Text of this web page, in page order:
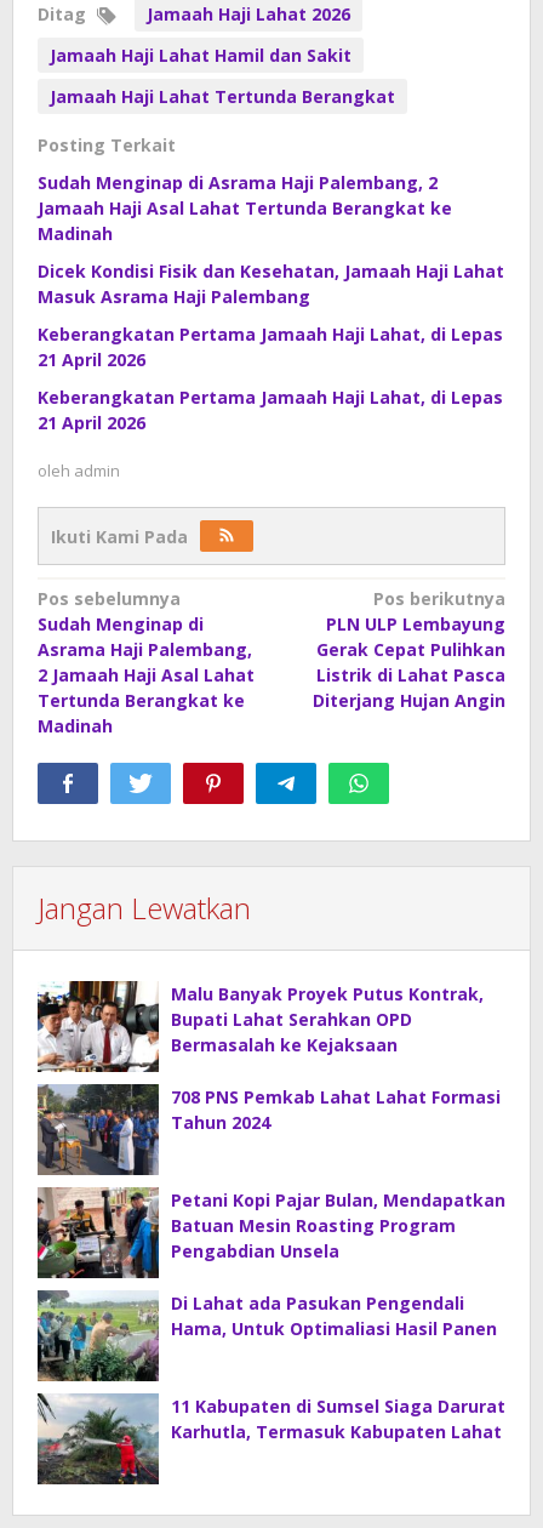
Ditag
Jamaah Haji Lahat 2026
Jamaah Haji Lahat Hamil dan Sakit
Jamaah Haji Lahat Tertunda Berangkat
Posting Terkait
Sudah Menginap di Asrama Haji Palembang, 2
Jamaah Haji Asal Lahat Tertunda Berangkat ke
Madinah
Dicek Kondisi Fisik dan Kesehatan, Jamaah Haji Lahat
Masuk Asrama Haji Palembang
Keberangkatan Pertama Jamaah Haji Lahat, di Lepas
21 April 2026
Keberangkatan Pertama Jamaah Haji Lahat, di Lepas
21 April 2026
oleh admin
Ikuti Kami Pada
Navigasi
pos
Pos sebelumnya
Sudah Menginap di
Asrama Haji Palembang,
2 Jamaah Haji Asal Lahat
Tertunda Berangkat ke
Madinah
Pos berikutnya
PLN ULP Lembayung
Gerak Cepat Pulihkan
Listrik di Lahat Pasca
Diterjang Hujan Angin
Jangan Lewatkan
Malu Banyak Proyek Putus Kontrak,
Bupati Lahat Serahkan OPD
Bermasalah ke Kejaksaan
708 PNS Pemkab Lahat Lahat Formasi
Tahun 2024
Petani Kopi Pajar Bulan, Mendapatkan
Batuan Mesin Roasting Program
Pengabdian Unsela
Di Lahat ada Pasukan Pengendali
Hama, Untuk Optimaliasi Hasil Panen
11 Kabupaten di Sumsel Siaga Darurat
Karhutla, Termasuk Kabupaten Lahat